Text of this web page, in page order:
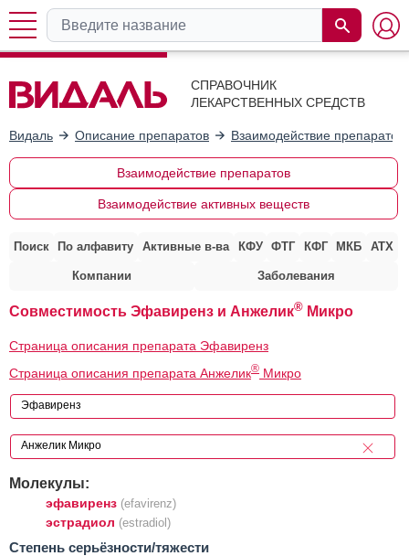
СПРАВОЧНИК
ЛЕКАРСТВЕННЫХ СРЕДСТВ
Видаль Описание препаратов Взаимодействие препаратов
Взаимодействие препаратов
Взаимодействие активных веществ
Поиск По алфавиту Активные в-ва КФУ ФТГ КФГ МКБ АТХ
Компании Заболевания
Совместимость Эфавиренз и Анжелик® Микро
Страница описания препарата Эфавиренз
Страница описания препарата Анжелик® Микро
Молекулы:
эфавиренз (efavirenz)
эстрадиол (estradiol)
Cтепень серьёзности/тяжести